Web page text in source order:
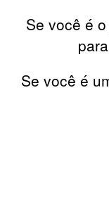
Se você é o
Se você é